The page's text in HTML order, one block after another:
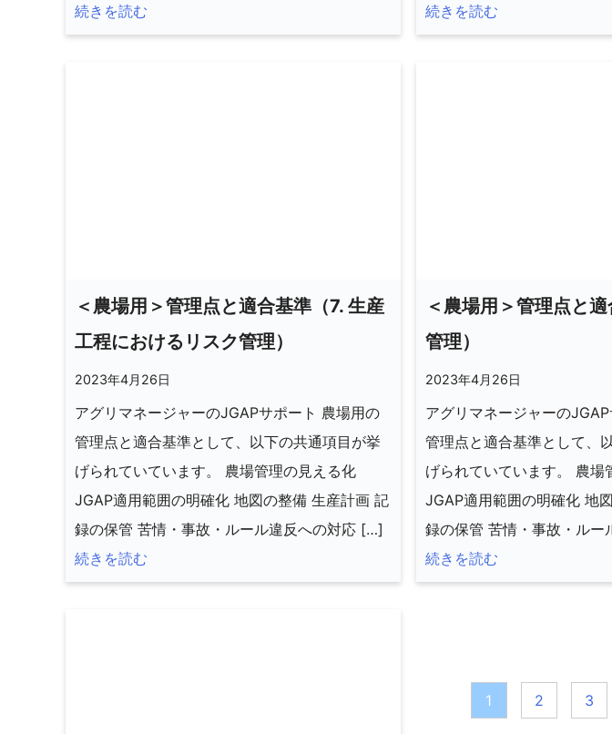
続きを読む
続きを読む
＜農場用＞管理点と適合基準（7. 生産
工程におけるリスク管理）
2023年4月26日
アグリマネージャーのJGAPサポート 農場用の
管理点と適合基準として、以下の共通項目が挙
げられていています。 農場管理の見える化
JGAP適用範囲の明確化 地図の整備 生産計画 記
録の保管 苦情・事故・ルール違反への対応 […]
続きを読む
＜農場用＞管理点と
管理）
2023年4月26日
アグリマネージャーの
管理点と適合基準として、
げられていています。 農場
JGAP適用範囲の明確化 地
録の保管 苦情・事故・ル
続きを読む
投
稿
1 2 3